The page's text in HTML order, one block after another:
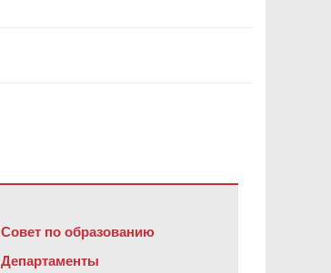
Совет по образованию
Департаменты